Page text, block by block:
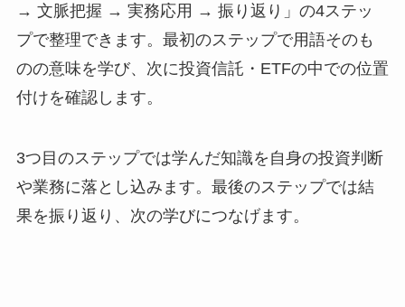
→ 文脈把握 → 実務応用 → 振り返り」の4ステッ
プで整理できます。最初のステップで用語そのも
のの意味を学び、次に投資信託・ETFの中での位置
付けを確認します。
3つ目のステップでは学んだ知識を自身の投資判断
や業務に落とし込みます。最後のステップでは結
果を振り返り、次の学びにつなげます。